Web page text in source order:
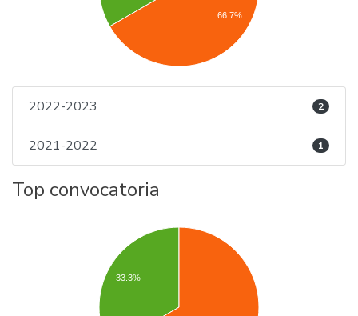
66.7%
2022-2023 2
2021-2022 1
Top convocatoria
33.3%